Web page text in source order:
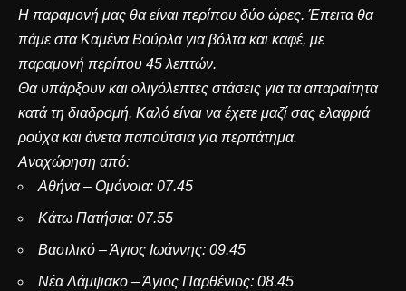
Η παραμονή μας θα είναι περίπου δύο ώρες. Έπειτα θα
πάμε στα Καμένα Βούρλα για βόλτα και καφέ, με
παραμονή περίπου 45 λεπτών.
Θα υπάρξουν και ολιγόλεπτες στάσεις για τα απαραίτητα
κατά τη διαδρομή. Καλό είναι να έχετε μαζί σας ελαφριά
ρούχα και άνετα παπούτσια για περπάτημα.
Αναχώρηση από:
Αθήνα – Ομόνοια: 07.45
Κάτω Πατήσια: 07.55
Βασιλικό – Άγιος Ιωάννης: 09.45
Νέα Λάμψακο – Άγιος Παρθένιος: 08.45